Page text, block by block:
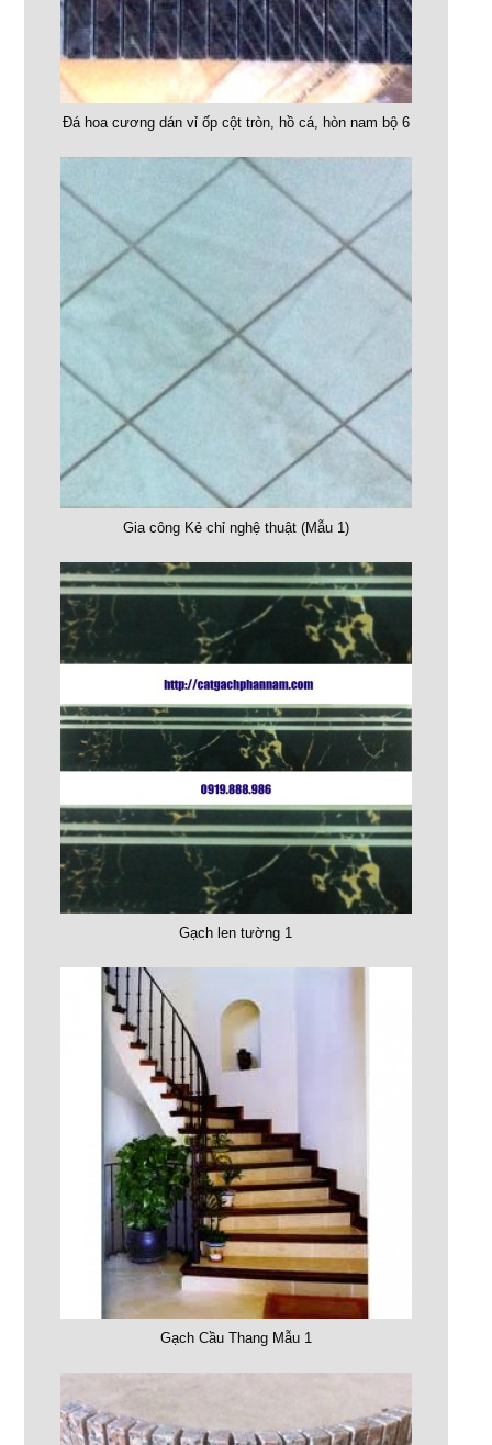
Đá hoa cương dán vỉ ốp cột tròn, hồ cá, hòn nam bộ 6
Gia công Kẻ chỉ nghệ thuật (Mẫu 1)
Gạch len tường 1
Gạch Cầu Thang Mẫu 1